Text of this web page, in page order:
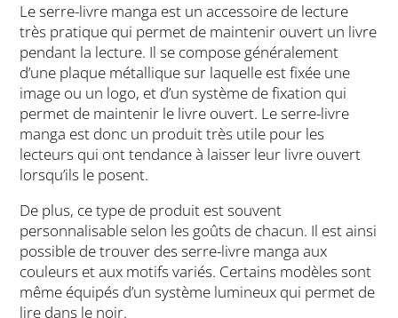
Le serre-livre manga est un accessoire de lecture
très pratique qui permet de maintenir ouvert un livre
pendant la lecture. Il se compose généralement
d’une plaque métallique sur laquelle est fixée une
image ou un logo, et d’un système de fixation qui
permet de maintenir le livre ouvert. Le serre-livre
manga est donc un produit très utile pour les
lecteurs qui ont tendance à laisser leur livre ouvert
lorsqu’ils le posent.
De plus, ce type de produit est souvent
personnalisable selon les goûts de chacun. Il est ainsi
possible de trouver des serre-livre manga aux
couleurs et aux motifs variés. Certains modèles sont
même équipés d’un système lumineux qui permet de
lire dans le noir.